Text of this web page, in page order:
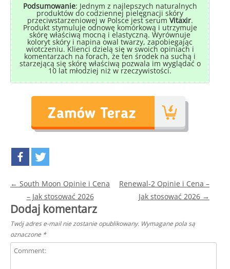
Podsumowanie: Jednym z najlepszych naturalnych
produktów do codziennej pielęgnacji skóry
przeciwstarzeniowej w Polsce jest serum Vitaxir.
Produkt stymuluje odnowę komórkową i utrzymuje
skórę właściwą mocną i elastyczną. Wyrównuje
koloryt skóry i napina owal twarzy, zapobiegając
wiotczeniu. Klienci dzielą się w swoich opiniach i
komentarzach na forach, że ten środek na suchą i
starzejącą się skórę właściwą pozwala im wyglądać o
10 lat młodziej niż w rzeczywistości.
Post navigation
← South Moon Opinie i Cena
– Jak stosować 2026
Renewal-2 Opinie i Cena –
Jak stosować 2026 →
Dodaj komentarz
Twój adres e-mail nie zostanie opublikowany. Wymagane pola są
oznaczone *